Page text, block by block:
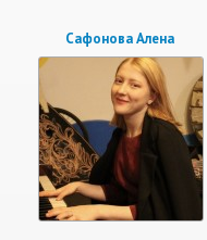
Сафонова Алена